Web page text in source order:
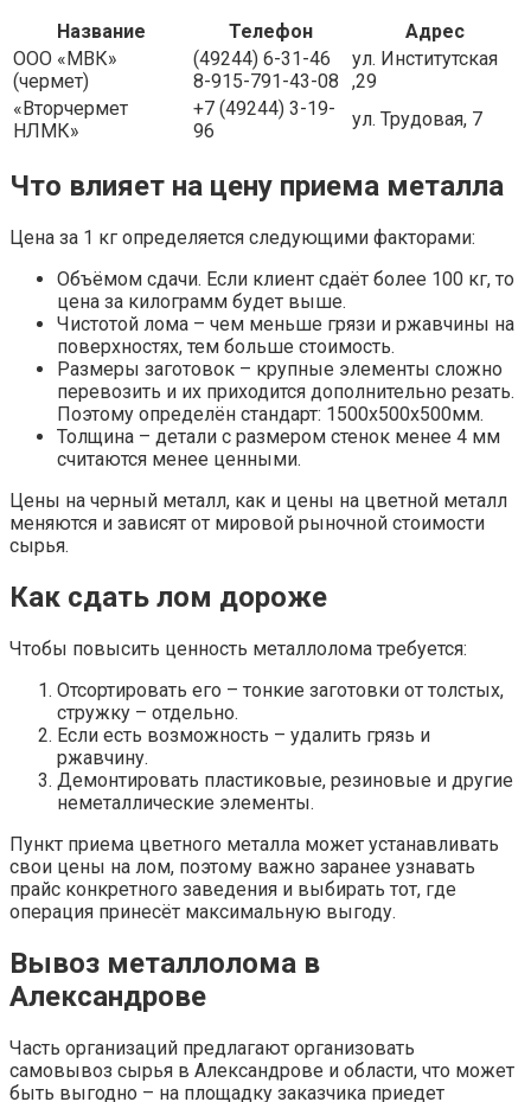
Название
Телефон
Адрес
ООО «МВК»
(чермет)
(49244) 6-31-46
8-915-791-43-08
ул. Институтская
,29
«Вторчермет
НЛМК»
+7 (49244) 3-19-
96
ул. Трудовая, 7
Что влияет на цену приема металла
Цена за 1 кг определяется следующими факторами:
Объёмом сдачи. Если клиент сдаёт более 100 кг, то
цена за килограмм будет выше.
Чистотой лома – чем меньше грязи и ржавчины на
поверхностях, тем больше стоимость.
Размеры заготовок – крупные элементы сложно
перевозить и их приходится дополнительно резать.
Поэтому определён стандарт: 1500х500х500мм.
Толщина – детали с размером стенок менее 4 мм
считаются менее ценными.
Цены на черный металл, как и цены на цветной металл
меняются и зависят от мировой рыночной стоимости
сырья.
Как сдать лом дороже
Чтобы повысить ценность металлолома требуется:
Отсортировать его – тонкие заготовки от толстых,
стружку – отдельно.
Если есть возможность – удалить грязь и
ржавчину.
Демонтировать пластиковые, резиновые и другие
неметаллические элементы.
Пункт приема цветного металла может устанавливать
свои цены на лом, поэтому важно заранее узнавать
прайс конкретного заведения и выбирать тот, где
операция принесёт максимальную выгоду.
Вывоз металлолома в
Александрове
Часть организаций предлагают организовать
самовывоз сырья в Александрове и области, что может
быть выгодно – на площадку заказчика приедет